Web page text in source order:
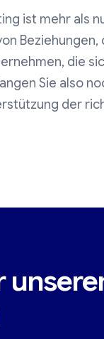
ist mehr als
die
Sie also
der